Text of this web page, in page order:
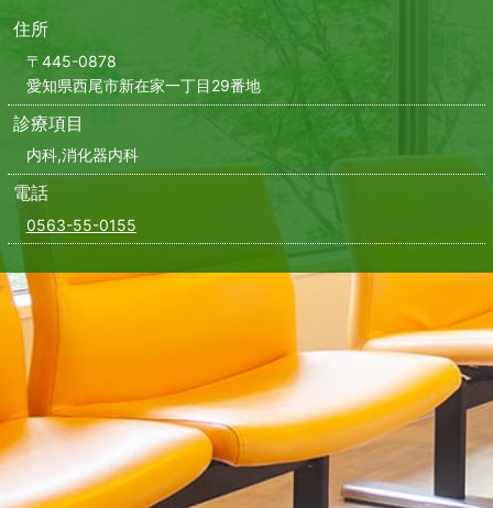
住所
〒445-0878
愛知県西尾市新在家一丁目29番地
診療項目
内科,消化器内科
電話
0563-55-0155